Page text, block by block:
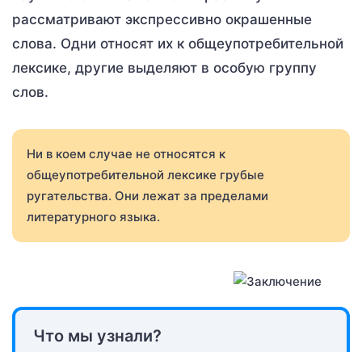
рассматривают экспрессивно окрашенные
слова. Одни относят их к общеупотребительной
лексике, другие выделяют в особую группу
слов.
Ни в коем случае не относятся к
общеупотребительной лексике грубые
ругательства. Они лежат за пределами
литературного языка.
Что мы узнали?